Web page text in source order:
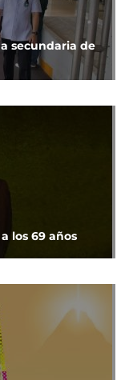
secundaria de
los 69 años